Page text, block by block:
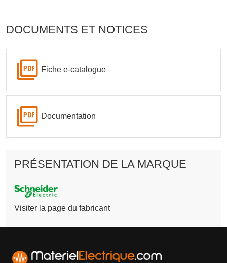
DOCUMENTS ET NOTICES
Fiche e-catalogue
Documentation
PRÉSENTATION DE LA MARQUE
Visiter la page du fabricant